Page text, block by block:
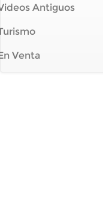
Antiguos
Venta